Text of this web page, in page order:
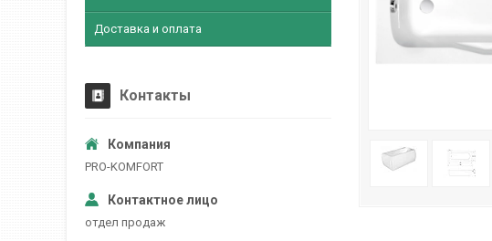
Доставка и оплата
Контакты
PRO-KOMFORT
отдел продаж